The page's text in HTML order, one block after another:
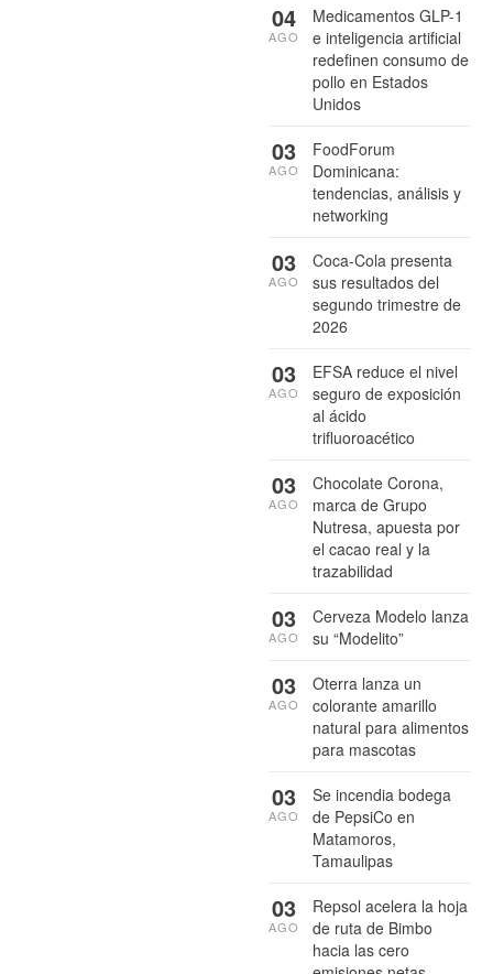
Medicamentos GLP-1
e inteligencia artificial
redefinen consumo de
pollo en Estados
Unidos
04
AGO
FoodForum
Dominicana:
tendencias, análisis y
networking
03
AGO
Coca-Cola presenta
sus resultados del
segundo trimestre de
2026
03
AGO
EFSA reduce el nivel
seguro de exposición
al ácido
trifluoroacético
03
AGO
Chocolate Corona,
marca de Grupo
Nutresa, apuesta por
el cacao real y la
trazabilidad
03
AGO
Cerveza Modelo lanza
su “Modelito”
03
AGO
Oterra lanza un
colorante amarillo
natural para alimentos
para mascotas
03
AGO
Se incendia bodega
de PepsiCo en
Matamoros,
Tamaulipas
03
AGO
Repsol acelera la hoja
de ruta de Bimbo
hacia las cero
03
AGO